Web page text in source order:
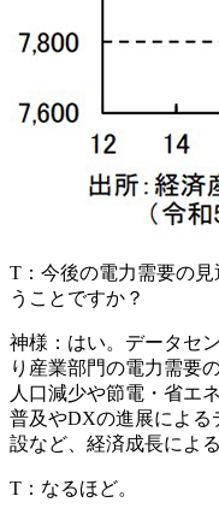
T： 今後の電力需要の
うことですか？
神様： はい。データセ
り 産業部門の電力需要
人口減少や節電・省エ
普及やDXの進展による
設など、経済成長によ
T： なるほど。